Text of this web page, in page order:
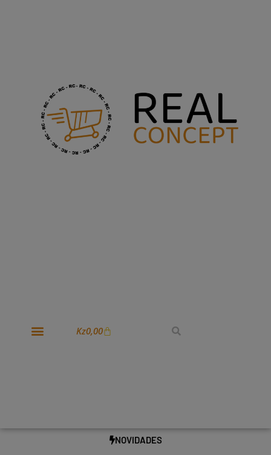
Kz0,00
NOVIDADES